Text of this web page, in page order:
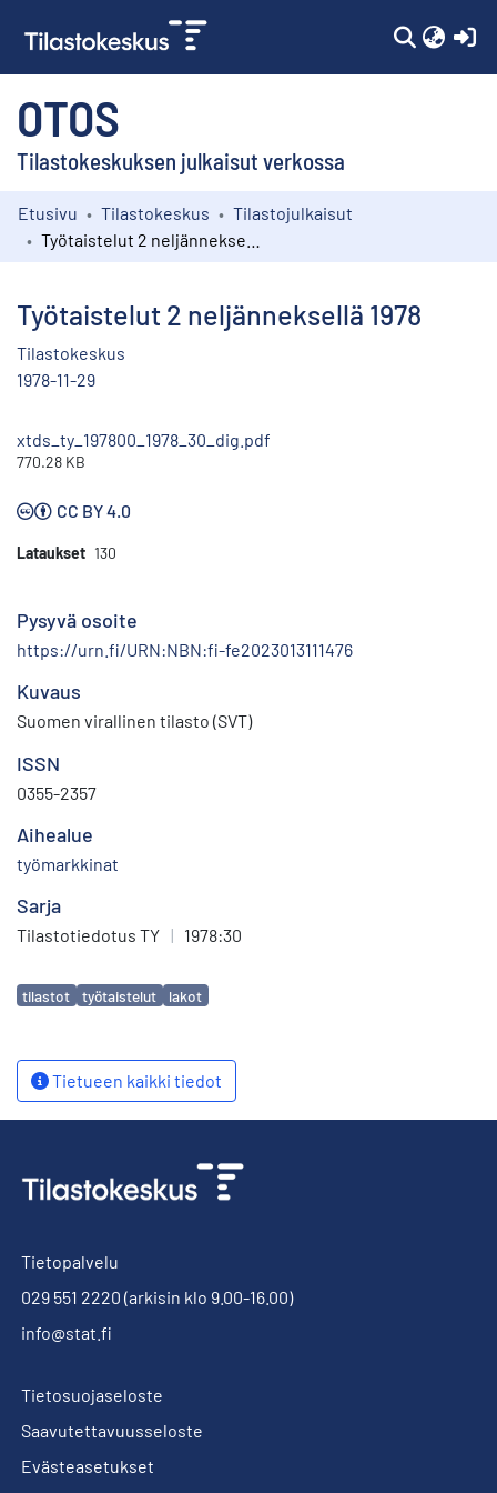
OTOS
Tilastokeskuksen julkaisut verkossa
Kokoelmat
Etusivu Tilastokeskus
Tilastojulkaisut
Työtaistelut 2 neljänneksellä 1978
Tilastokeskus
1978-11-29
xtds_ty_197800_1978_30_dig.pdf
770.28 KB
CC BY 4.0
Lataukset 130
Pysyvä osoite
https://urn.fi/URN:NBN:fi-fe2023013111476
Kuvaus
Suomen virallinen tilasto (SVT)
ISSN
0355-2357
Aihealue
työmarkkinat
Sarja
Tilastotiedotus TY | 1978:30
Avainsanat
tilastot työtaistelut lakot
Tietueen kaikki tiedot
Tietopalvelu
029 551 2220 (arkisin klo 9.00-16.00)
info@stat.fi
Tietosuojaseloste
Saavutettavuusseloste
Evästeasetukset